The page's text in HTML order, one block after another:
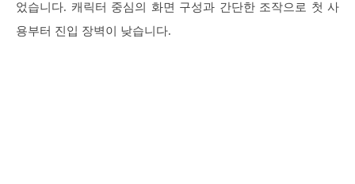
었습니다. 캐릭터 중심의 화면 구성과 간단한 조작으로 첫 사
용부터 진입 장벽이 낮습니다.